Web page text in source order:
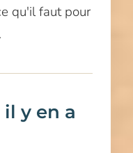
qu'il faut pour
y en a